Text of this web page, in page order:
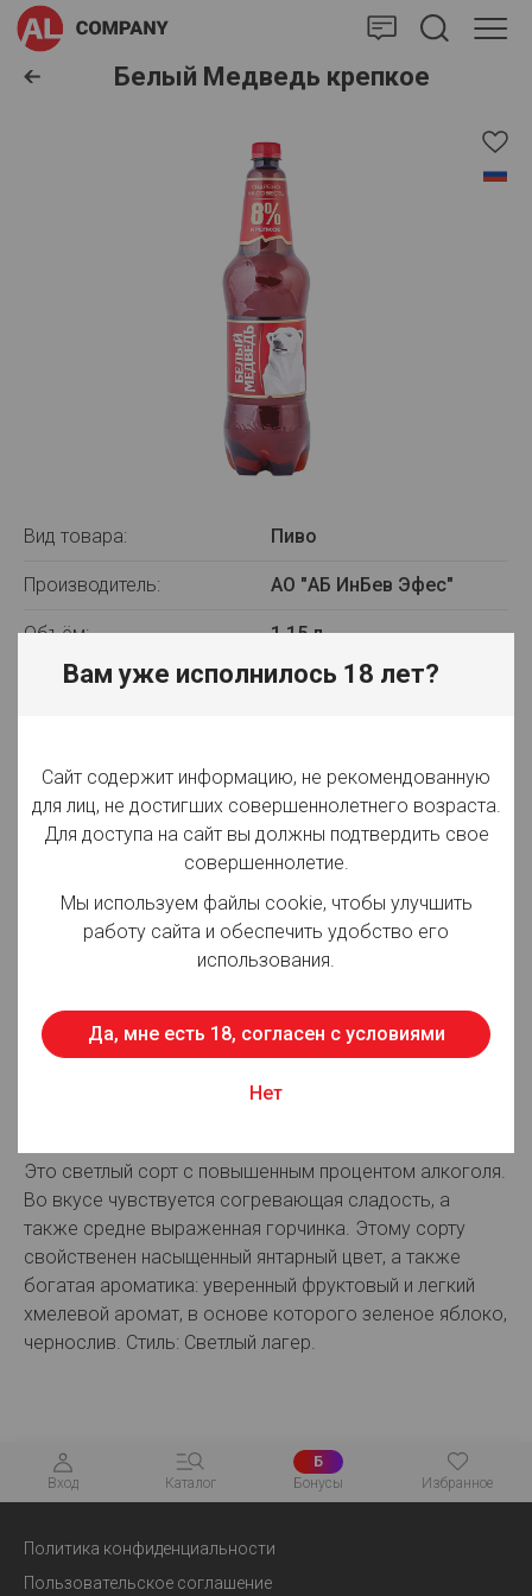
Белый Медведь крепкое
Вид товара: Пиво
Производитель: АО "АБ ИнБев Эфес"
Объём: 1.15 л
Вид упаковки: ПЭТ
Плотность: 16,00%
Фильтрация: Фильтрованное
Светлое
Срок годности: 180 суток
Страна производства: Россия
Это светлый сорт с повышенным процентом алкоголя.
Во вкусе чувствуется согревающая сладость, а
также средне выраженная горчинка. Этому сорту
свойственен насыщенный янтарный цвет, а также
богатая ароматика: уверенный фруктовый и легкий
хмелевой аромат, в основе которого зеленое яблоко,
чернослив. Стиль: Светлый лагер.
Вход Каталог
Б
Бонусы
Избранное
Политика конфиденциальности
Пользовательское соглашение
Вам уже исполнилось 18 лет?
Сайт содержит информацию, не рекомендованную
для лиц, не достигших совершеннолетнего возраста.
Для доступа на сайт вы должны подтвердить свое
совершеннолетие.
Мы используем файлы cookie, чтобы улучшить
работу сайта и обеспечить удобство его
использования.
Да, мне есть 18, согласен с условиями
Нет